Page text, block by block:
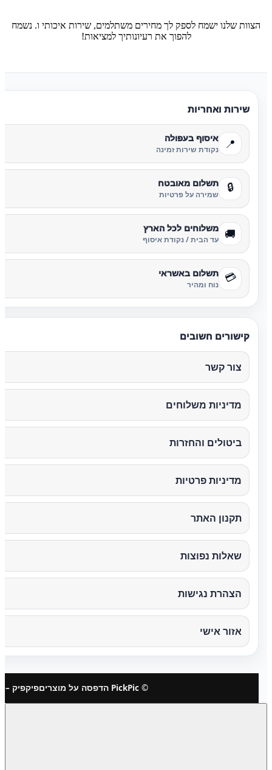
הצוות שלנו ישמח לספק לך מחירים משתלמים, שירות איכותי ו. נשמח
להפוך את רעיונותיך למציאות!
שירות ואחריות
📍 איסוף בעפולה
נקודת שירות זמינה
🔒 תשלום מאובטח
שמירה על פרטיות
🚚 משלוחים לכל הארץ
עד הבית / נקודת איסוף
💳 תשלום באשראי
נוח ומהיר
קישורים חשובים
צור קשר
מדיניות משלוחים
ביטולים והחזרות
מדיניות פרטיות
תקנון האתר
שאלות נפוצות
הצהרת נגישות
אזור אישי
© PickPic הדפסה על מוצרים פיקפיק –